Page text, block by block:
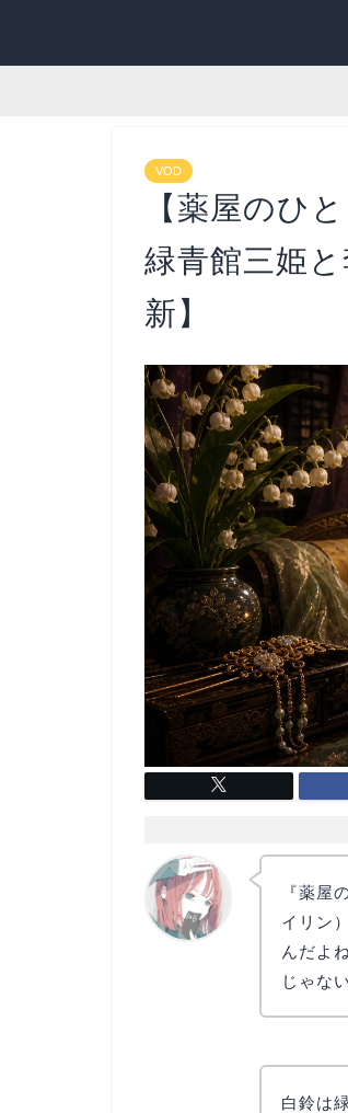
VOD
【薬屋のひ
緑青館三姫
新】
『薬屋
イリン
んだよ
じゃな
白鈴は